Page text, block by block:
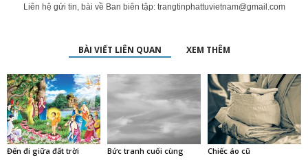
Liên hệ gửi tin, bài về Ban biên tập: trangtinphattuvietnam@gmail.com
BÀI VIẾT LIÊN QUAN XEM THÊM
Đến đi giữa đất trời Bức tranh cuối cùng Chiếc áo cũ